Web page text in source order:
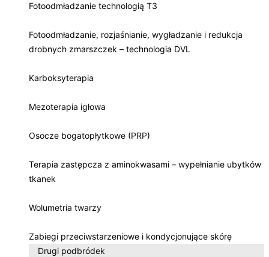
Fotoodmładzanie technologią T3
Fotoodmładzanie, rozjaśnianie, wygładzanie i redukcja
drobnych zmarszczek – technologia DVL
Karboksyterapia
Mezoterapia igłowa
Osocze bogatopłytkowe (PRP)
Terapia zastępcza z aminokwasami – wypełnianie ubytków
tkanek
Wolumetria twarzy
Zabiegi przeciwstarzeniowe i kondycjonujące skórę
Drugi podbródek